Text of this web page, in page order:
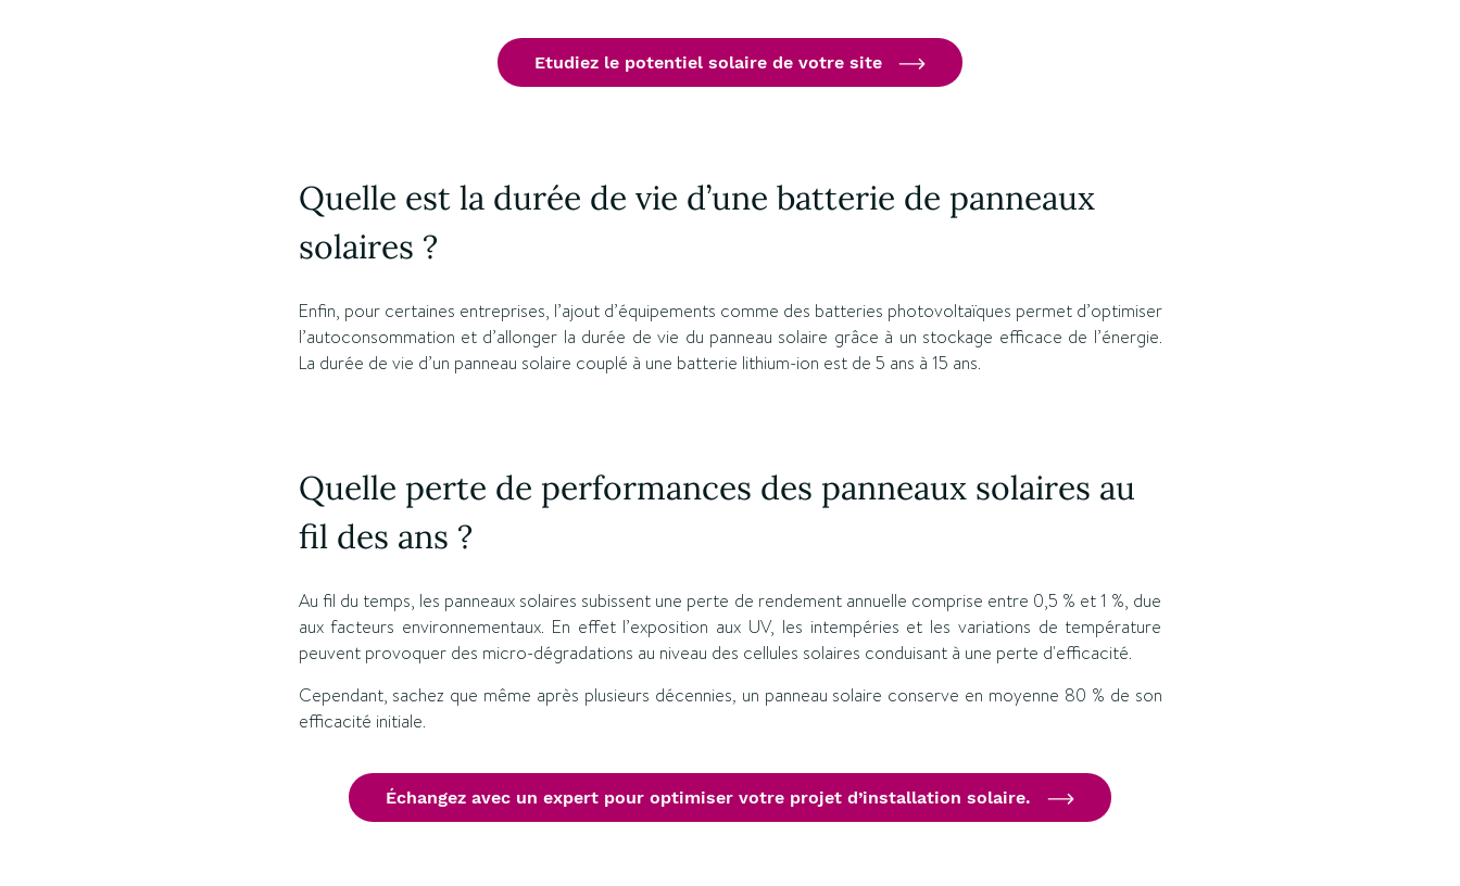
Etudiez le potentiel solaire de votre site
Quelle est la durée de vie d’une batterie de panneaux
solaires ?
Enfin, pour certaines entreprises, l’ajout d’équipements comme des batteries photovoltaïques permet d’optimiser
l’autoconsommation et d’allonger la durée de vie du panneau solaire grâce à un stockage efficace de l’énergie.
La durée de vie d’un panneau solaire couplé à une batterie lithium-ion est de 5 ans à 15 ans.
Quelle perte de performances des panneaux solaires au
fil des ans ?
Au fil du temps, les panneaux solaires subissent une perte de rendement annuelle comprise entre 0,5 % et 1 %, due
aux facteurs environnementaux. En effet l’exposition aux UV, les intempéries et les variations de température
peuvent provoquer des micro-dégradations au niveau des cellules solaires conduisant à une perte d'efficacité.
Cependant, sachez que même après plusieurs décennies, un panneau solaire conserve en moyenne 80 % de son
efficacité initiale.
Échangez avec un expert pour optimiser votre projet d’installation solaire.